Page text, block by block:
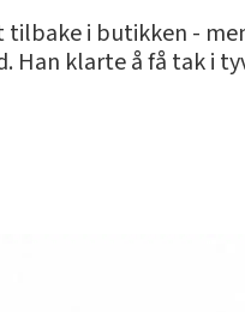
tilbake i butikken -
klarte å få tak i